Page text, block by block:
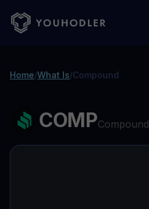
Home/What Is/Compound
COMPCompound